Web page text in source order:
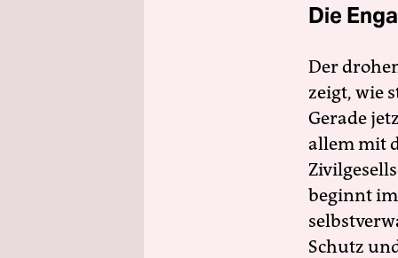
Die
Der
zeigt, wie
Gerade
allem mit
beginnt
Schutz